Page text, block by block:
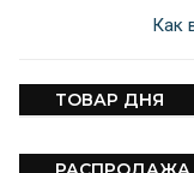
ТОВАР ДНЯ
Как